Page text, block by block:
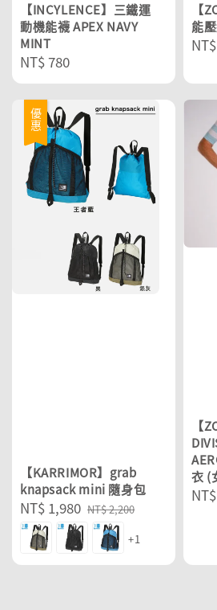
【INCYLENCE】三鐵運
動機能襪 APEX NAVY
MINT
Regular
price
NT$ 780
【
能
Sale
優惠
【KARRIMOR】grab
knapsack mini 隨身包
Sale
price
NT$ 1,980 Regular
price
NT$ 2,200
+1
【
衣 (
Sale